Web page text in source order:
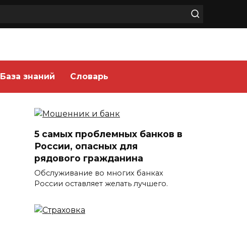
База знаний Словарь
5 самых проблемных банков в
России, опасных для
рядового гражданина
Обслуживание во многих банках
России оставляет желать лучшего.